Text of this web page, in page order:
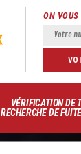
ON VOUS
VÉRIFICATION DE
RECHERCHE DE